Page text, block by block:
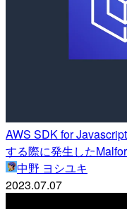
AWS SDK for
する際に発生した
中野 ヨシユキ
2023.07.07